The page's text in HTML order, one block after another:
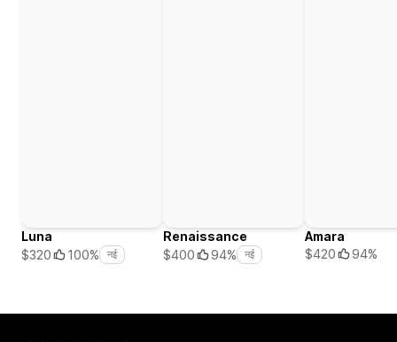
Luna
$320
100% नई
Renaissance
$400
94% नई
Amara
$420
94%